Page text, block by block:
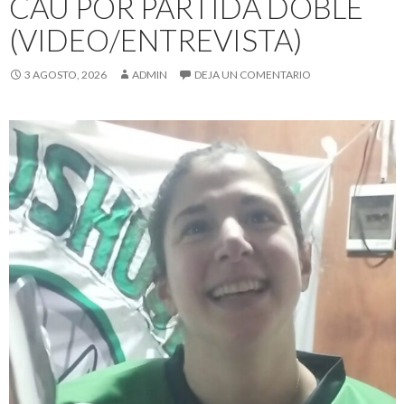
(VIDEO/ENTREVISTA)
3 AGOSTO, 2026 ADMIN DEJA UN COMENTARIO